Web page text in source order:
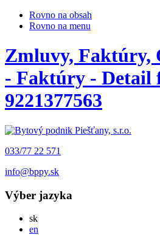
Rovno na obsah
Rovno na menu
Zmluvy, Faktúry,
- Faktúry - Detail
9221377563
033/77 22 571
info@bppy.sk
Výber jazyka
skSlovensky
en